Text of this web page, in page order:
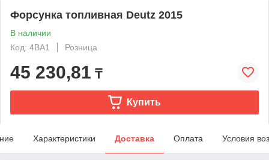
Форсунка топливная Deutz 2015
В наличии
Код: 4BA1
Розница
45 230,81 ₸
Купить
Характеристики Доставка Оплата Условия